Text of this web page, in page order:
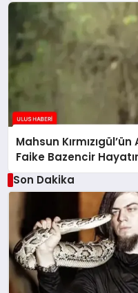
Mahsun
Faike Bazencir
Son Dakika